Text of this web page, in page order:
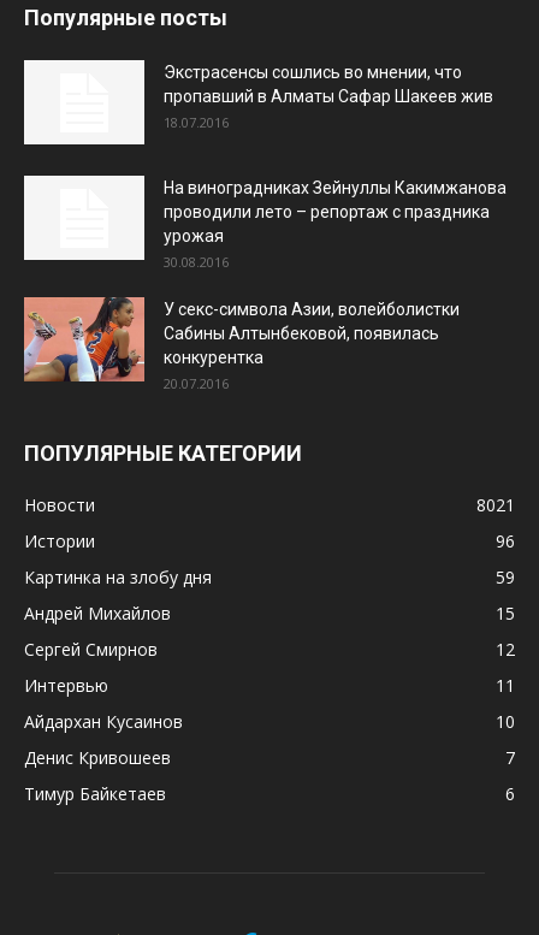
Популярные посты
Экстрасенсы сошлись во мнении, что
пропавший в Алматы Сафар Шакеев жив
18.07.2016
На виноградниках Зейнуллы Какимжанова
проводили лето – репортаж с праздника
урожая
30.08.2016
У секс-символа Азии, волейболистки
Сабины Алтынбековой, появилась
конкурентка
20.07.2016
ПОПУЛЯРНЫЕ КАТЕГОРИИ
Новости
8021
Истории
96
Картинка на злобу дня
59
Андрей Михайлов
15
Сергей Смирнов
12
Интервью
11
Айдархан Кусаинов
10
Денис Кривошеев
7
Тимур Байкетаев
6